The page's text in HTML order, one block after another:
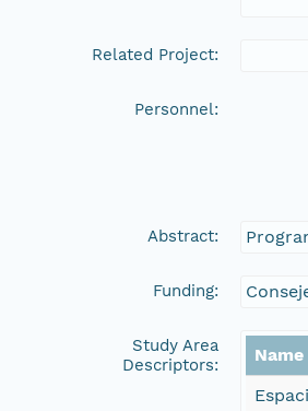
Related Project:
Personnel:
Abstract:
Funding:
Study Area
Descriptors:
Name